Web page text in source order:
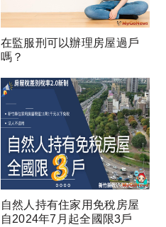
在監服刑可以辦理房屋過戶
嗎？
自然人持有住家用免稅房屋
自2024年7月起全國限3戶